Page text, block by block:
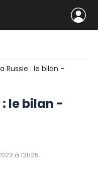
Russie : le bilan -
: le bilan -
à 12h25